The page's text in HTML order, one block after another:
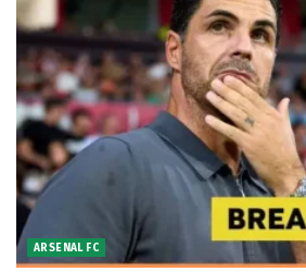
ARSENAL FC